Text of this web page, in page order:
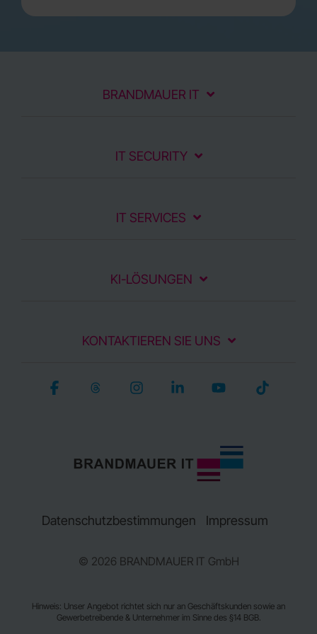
BRANDMAUER IT
IT SECURITY
IT SERVICES
KI-LÖSUNGEN
KONTAKTIEREN SIE UNS
Datenschutzbestimmungen Impressum
© 2026 BRANDMAUER IT GmbH
FacebookThreads InstagramLinkedin YouTube
Hinweis: Unser Angebot richtet sich nur an Geschäftskunden sowie an
Gewerbetreibende & Unternehmer im Sinne des §14 BGB.